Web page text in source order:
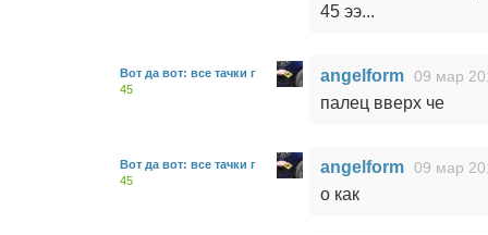
45 ээ...
Вот да вот: все тачки г
45
angelform 09 мар
палец вверх че
Вот да вот: все тачки г
45
angelform 09 мар
о как